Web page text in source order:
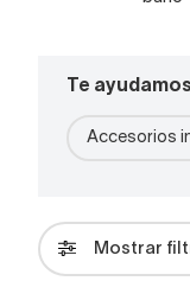
Te
Accesorios
Mostrar